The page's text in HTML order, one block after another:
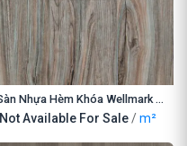
Sàn Nhựa Hèm Khóa Wellmark SPC 8125
Not Available For Sale/m²